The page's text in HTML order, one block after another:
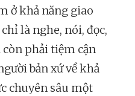
ở khả năng giao
là nghe, nói, đọc,
phải tiệm cận
bản xứ về khả
chuyên sâu một